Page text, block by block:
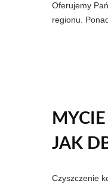
Oferujemy
regionu.
JAK
Czyszczenie